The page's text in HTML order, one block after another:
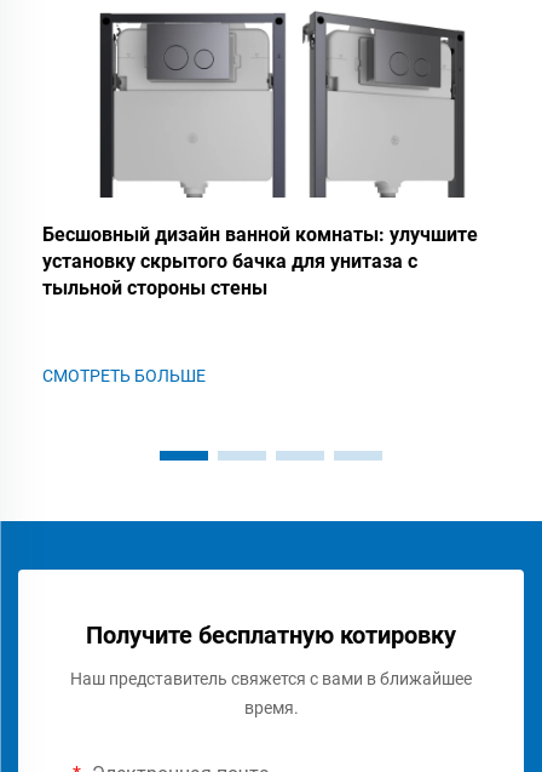
Бесшовный дизайн ванной комнаты: улучшите
установку скрытого бачка для унитаза с
тыльной стороны стены
СМОТРЕТЬ БОЛЬШЕ
Получите бесплатную котировку
Наш представитель свяжется с вами в ближайшее
время.